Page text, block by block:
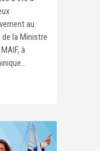
au
la Ministre
à